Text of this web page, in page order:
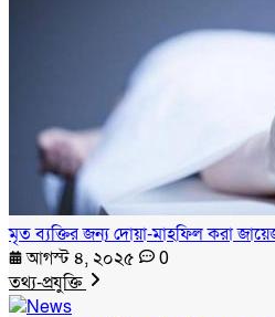
মৃত ব্যক্তির জন্য দোয়া-মাহফিল করা
আগস্ট ৪, ২০২৫
0
তথ্য-প্রযুক্তি